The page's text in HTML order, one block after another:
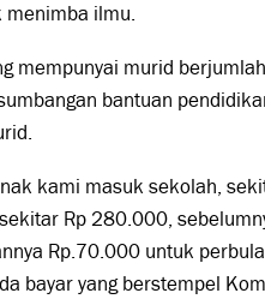
menimba ilmu.
mempunyai murid
bantuan
kami masuk sekolah,
Rp 280.000,
Rp.70.000 untuk
bayar yang berstempel